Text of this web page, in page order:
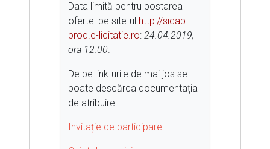
Data limită pentru postarea
ofertei pe site-ul http://sicap-
prod.e-licitatie.ro: 24.04.2019,
ora 12.00.
De pe link-urile de mai jos se
poate descărca documentația
de atribuire:
Invitație de participare